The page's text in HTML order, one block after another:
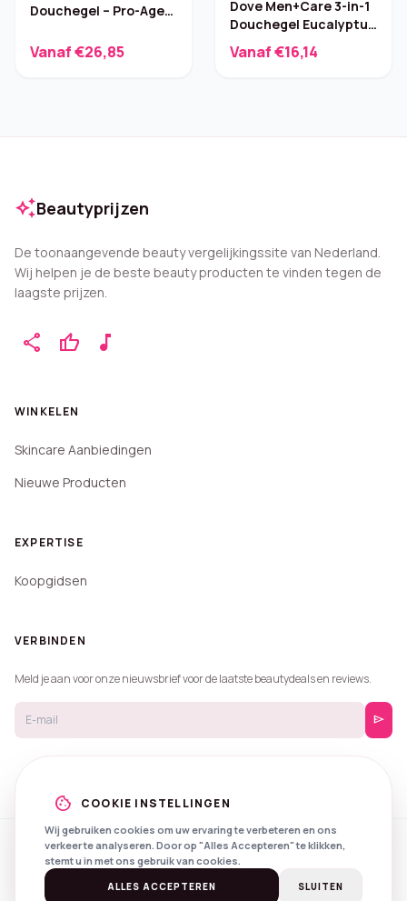
Douchegel – Pro-Age
Vanaf €26,85
Dove Men+Care 3-in-1
Douchegel Eucalyptus
+ Mint 6×250 ml
Vanaf €16,14
auto_awesomeBeautyprijzen
De toonaangevende beauty vergelijkingssite van Nederland.
Wij helpen je de beste beauty producten te vinden tegen de
laagste prijzen.
share thumb_up music_note
WINKELEN
Skincare Aanbiedingen
Nieuwe Producten
EXPERTISE
Koopgidsen
VERBINDEN
Meld je aan voor onze nieuwsbrief voor de laatste beautydeals en reviews.
send
© 2026 Beautyprijzen.
Created with
byNXS Digital
SpotlightsPrivacyVoorwaarden
cookie COOKIE INSTELLINGEN
Wij gebruiken cookies om uw ervaring te verbeteren en ons
verkeer te analyseren. Door op "Alles Accepteren" te klikken,
stemt u in met ons gebruik van cookies.
ALLES ACCEPTEREN SLUITEN